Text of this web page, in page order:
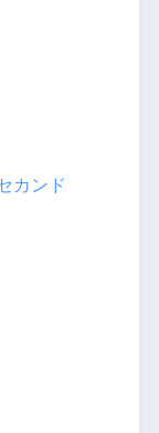
カンド